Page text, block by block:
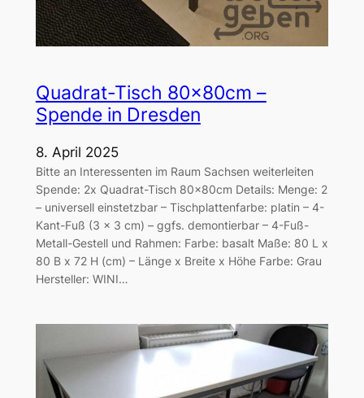
Quadrat-Tisch 80x80cm –
Spende in Dresden
8. April 2025
Bitte an Interessenten im Raum Sachsen weiterleiten
Spende: 2x Quadrat-Tisch 80x80cm Details: Menge: 2
– universell einstetzbar – Tischplattenfarbe: platin – 4-
Kant-Fuß (3 x 3 cm) – ggfs. demontierbar – 4-Fuß-
Metall-Gestell und Rahmen: Farbe: basalt Maße: 80 L x
80 B x 72 H (cm) – Länge x Breite x Höhe Farbe: Grau
Hersteller: WINI…